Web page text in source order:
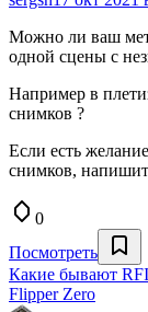
Можно ли ваш
одной сцены с
Например в
снимков ?
Если есть
снимков,
0
Посмотреть
Какие бывают
Flipper Zero